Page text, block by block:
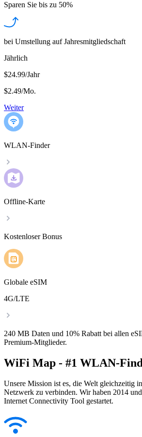
Sparen Sie bis zu 50%
bei Umstellung auf Jahresmitgliedschaft
Jährlich
$24.99/Jahr
$2.49/Mo.
Weiter
WLAN-Finder
Offline-Karte
Kostenloser Bonus
Globale eSIM
4G/LTE
240 MB Daten und 10% Rabatt bei allen
Premium-Mitglieder.
WiFi Map - #1 WLAN-
Unsere Mission ist es, die Welt gleichzeitig
Netzwerk zu verbinden. Wir haben 2014
Internet Connectivity Tool gestartet.